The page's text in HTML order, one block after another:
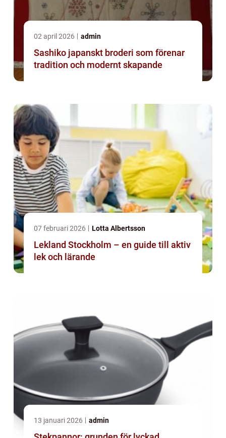
02 april 2026 admin
Sashiko japanskt broderi som förenar
tradition och modernt skapande
07 februari 2026 Lotta Albertsson
Lekland Stockholm – en guide till aktiv
lek och lärande
13 januari 2026 admin